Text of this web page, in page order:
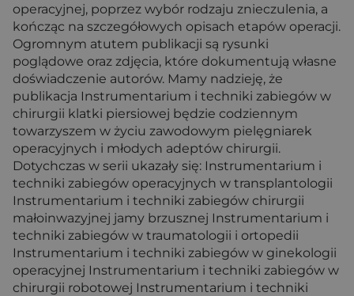
operacyjnej, poprzez wybór rodzaju znieczulenia, a
kończąc na szczegółowych opisach etapów operacji.
Ogromnym atutem publikacji są rysunki
poglądowe oraz zdjęcia, które dokumentują własne
doświadczenie autorów. Mamy nadzieję, że
publikacja Instrumentarium i techniki zabiegów w
chirurgii klatki piersiowej będzie codziennym
towarzyszem w życiu zawodowym pielęgniarek
operacyjnych i młodych adeptów chirurgii.
Dotychczas w serii ukazały się: Instrumentarium i
techniki zabiegów operacyjnych w transplantologii
Instrumentarium i techniki zabiegów chirurgii
małoinwazyjnej jamy brzusznej Instrumentarium i
techniki zabiegów w traumatologii i ortopedii
Instrumentarium i techniki zabiegów w ginekologii
operacyjnej Instrumentarium i techniki zabiegów w
chirurgii robotowej Instrumentarium i techniki